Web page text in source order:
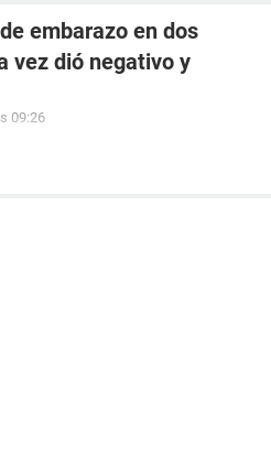
embarazo en dos
vez dió negativo y
09:26